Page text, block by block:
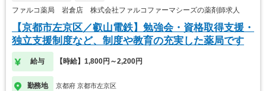
ファルコ薬局 岩倉店 株式会社ファルコファーマシーズの薬剤師求人
【京都市左京区／叡山電鉄】勉強会・資格取得支援・
独立支援制度など、制度や教育の充実した薬局です
給与 【時給】1,800円～2,200円
勤務地 京都府 京都市左京区